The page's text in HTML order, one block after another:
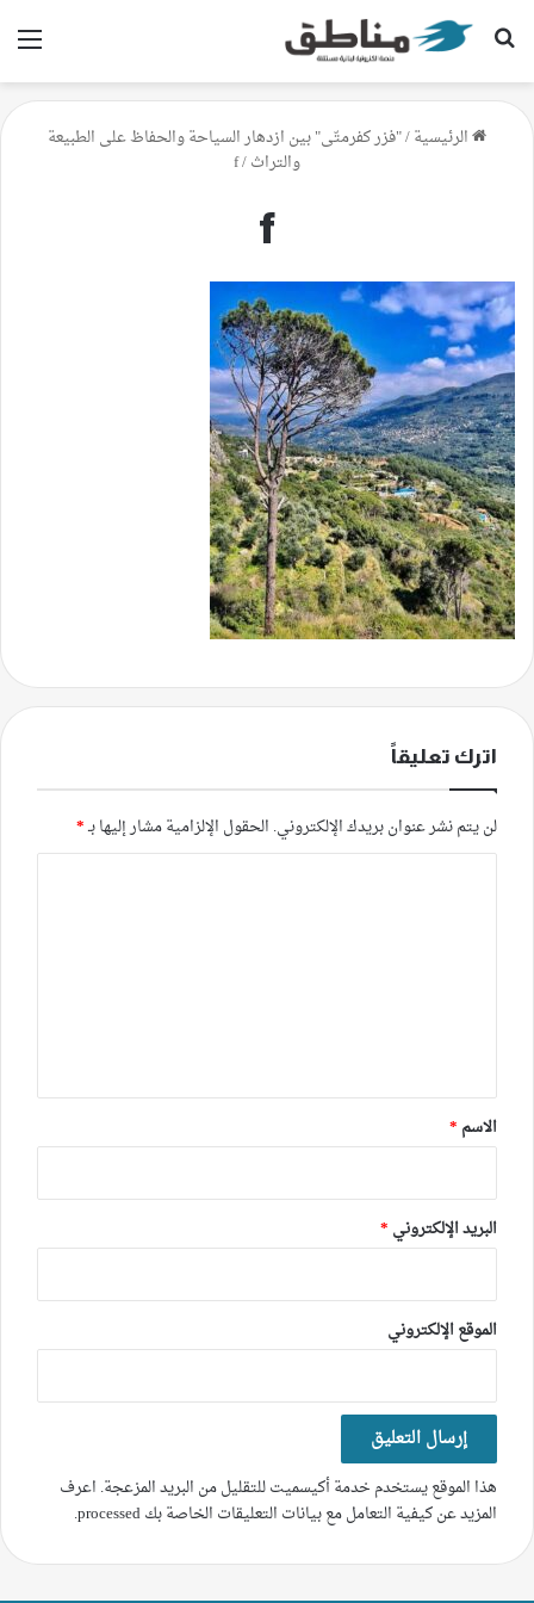
بحث عن
الرئيسية/"فزر كفرمتّى" بين ازدهار السياحة والحفاظ على الطبيعة
والتراث/
f
f
اترك تعليقاً
لن يتم نشر عنوان بريدك الإلكتروني. الحقول الإلزامية مشار إليها بـ*
*
الاسم *
البريد الإلكتروني *
الموقع الإلكتروني
هذا الموقع يستخدم خدمة أكيسميت للتقليل من البريد المزعجة. اعرف
المزيد عن كيفية التعامل مع بيانات التعليقات الخاصة بك processed
.